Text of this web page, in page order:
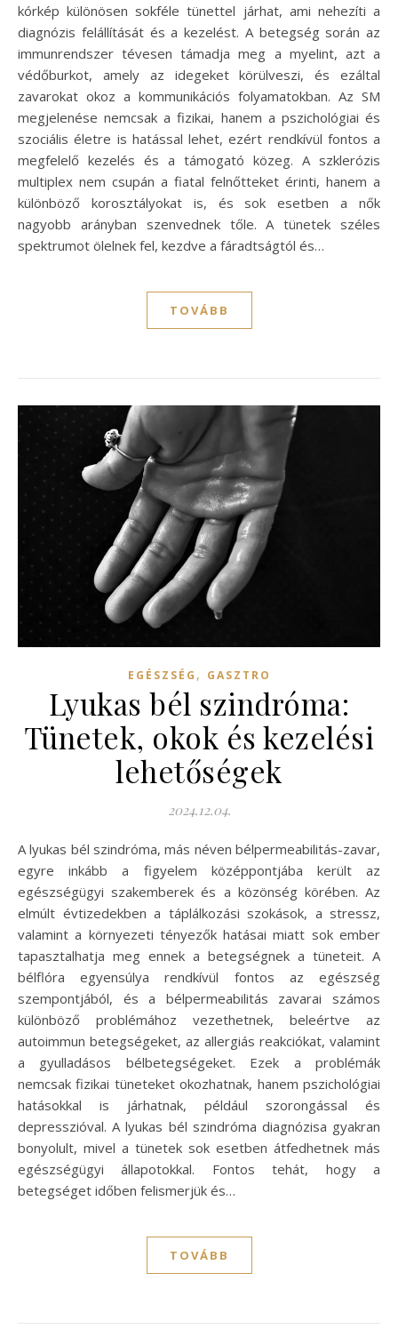
kórkép különösen sokféle tünettel járhat, ami nehezíti a
diagnózis felállítását és a kezelést. A betegség során az
immunrendszer tévesen támadja meg a myelint, azt a
védőburkot, amely az idegeket körülveszi, és ezáltal
zavarokat okoz a kommunikációs folyamatokban. Az SM
megjelenése nemcsak a fizikai, hanem a pszichológiai és
szociális életre is hatással lehet, ezért rendkívül fontos a
megfelelő kezelés és a támogató közeg. A szklerózis
multiplex nem csupán a fiatal felnőtteket érinti, hanem a
különböző korosztályokat is, és sok esetben a nők
nagyobb arányban szenvednek tőle. A tünetek széles
spektrumot ölelnek fel, kezdve a fáradtságtól és…
TOVÁBB
EGÉSZSÉG , GASZTRO
Lyukas bél szindróma:
Tünetek, okok és kezelési
lehetőségek
2024.12.04.
A lyukas bél szindróma, más néven bélpermeabilitás-zavar,
egyre inkább a figyelem középpontjába került az
egészségügyi szakemberek és a közönség körében. Az
elmúlt évtizedekben a táplálkozási szokások, a stressz,
valamint a környezeti tényezők hatásai miatt sok ember
tapasztalhatja meg ennek a betegségnek a tüneteit. A
bélflóra egyensúlya rendkívül fontos az egészség
szempontjából, és a bélpermeabilitás zavarai számos
különböző problémához vezethetnek, beleértve az
autoimmun betegségeket, az allergiás reakciókat, valamint
a gyulladásos bélbetegségeket. Ezek a problémák
nemcsak fizikai tüneteket okozhatnak, hanem pszichológiai
hatásokkal is járhatnak, például szorongással és
depresszióval. A lyukas bél szindróma diagnózisa gyakran
bonyolult, mivel a tünetek sok esetben átfedhetnek más
egészségügyi állapotokkal. Fontos tehát, hogy a
betegséget időben felismerjük és…
TOVÁBB